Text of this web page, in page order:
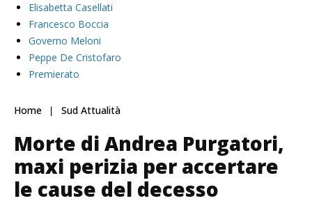
Elisabetta Casellati
Francesco Boccia
Governo Meloni
Peppe De Cristofaro
Premierato
Home Sud Attualità
Morte di Andrea Purgatori,
maxi perizia per accertare
le cause del decesso